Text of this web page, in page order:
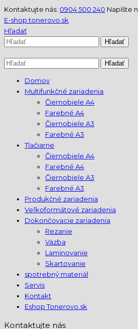
Kontaktujte nás: 0904 500 240 Napíšte
E-shop tonerovo.sk
Hľadať
Domov
Multifunkčné zariadenia
Čiernobiele A4
Farebné A4
Čiernobiele A3
Farebné A3
Tlačiarne
Čiernobiele A4
Farebné A4
Čiernobiele A3
Farebné A3
Produkčné zariadenia
Veľkoformátové zariadenia
Dokončovacie zariadenia
Rezanie
Väzba
Laminovanie
Skartovanie
spotrebný materiál
Servis
Kontakt
Eshop Tonerovo.sk
Kontaktujte nás